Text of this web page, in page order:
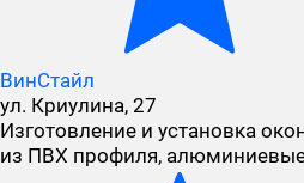
ВинСтайл
ул. Криулина, 27
Изготовление и установка
из ПВХ профиля,